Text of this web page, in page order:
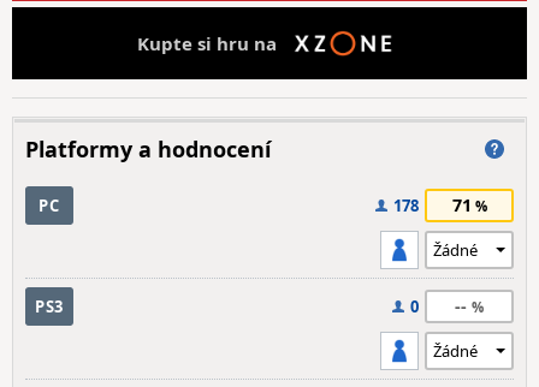
Kupte si hru na
Platformy a hodnocení
PC 178 71
PS3 0 --